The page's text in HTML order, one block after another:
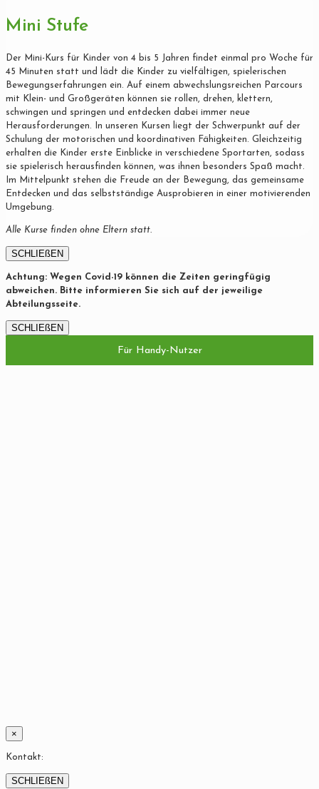
Mini Stufe
Der Mini-Kurs für Kinder von 4 bis 5 Jahren findet einmal pro Woche für
45 Minuten statt und lädt die Kinder zu vielfältigen, spielerischen
Bewegungserfahrungen ein. Auf einem abwechslungsreichen Parcours
mit Klein- und Großgeräten können sie rollen, drehen, klettern,
schwingen und springen und entdecken dabei immer neue
Herausforderungen. In unseren Kursen liegt der Schwerpunkt auf der
Schulung der motorischen und koordinativen Fähigkeiten. Gleichzeitig
erhalten die Kinder erste Einblicke in verschiedene Sportarten, sodass
sie spielerisch herausfinden können, was ihnen besonders Spaß macht.
Im Mittelpunkt stehen die Freude an der Bewegung, das gemeinsame
Entdecken und das selbstständige Ausprobieren in einer motivierenden
Umgebung.
Alle Kurse finden ohne Eltern statt.
SCHLIEßEN
Achtung: Wegen Covid-19 können die Zeiten geringfügig
abweichen. Bitte informieren Sie sich auf der jeweilige
Abteilungsseite.
SCHLIEßEN
Für Handy-Nutzer
×
Kontakt:
SCHLIEßEN